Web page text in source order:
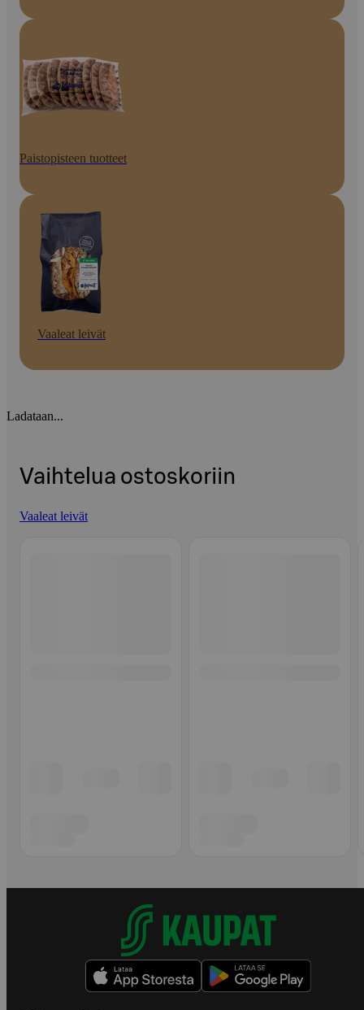
Paistopisteen tuotteet
Vaaleat leivät
Ladataan...
Vaihtelua ostoskoriin
Vaaleat leivät